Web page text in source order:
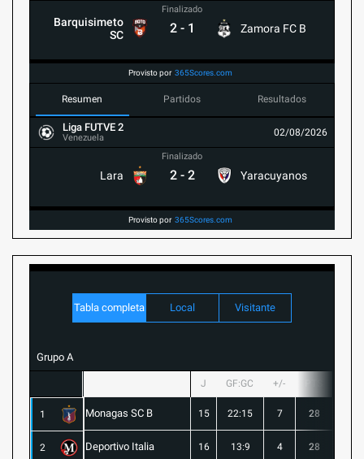
Barquisimeto
SC
Finalizado
2 - 1 Zamora FC B
Provisto por 365Scores.com
Resumen Partidos Resultados
Liga FUTVE 2
Venezuela 02/08/2026
Lara
Finalizado
2 - 2 Yaracuyanos
Provisto por 365Scores.com
Tabla completa Local Visitante
Grupo A
J GF:GC +/-
1 Monagas SC B 15 22:15 7 28
2 Deportivo Italia 16 13:9 4 28